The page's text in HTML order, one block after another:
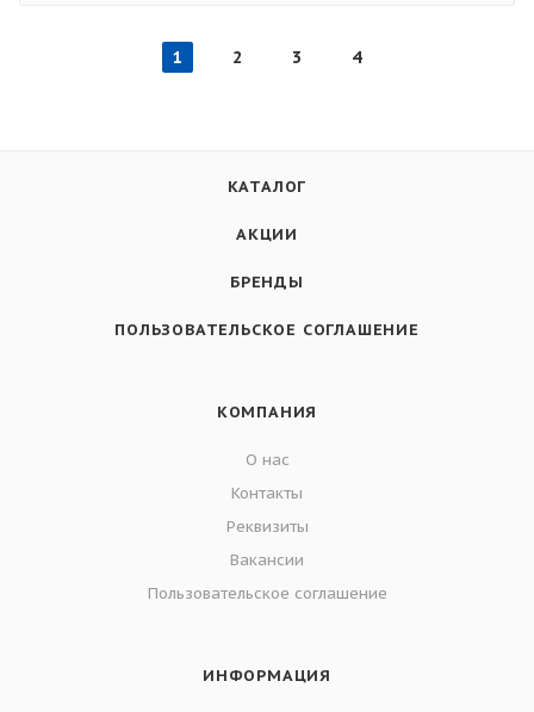
1 2 3 4
КАТАЛОГ
АКЦИИ
БРЕНДЫ
ПОЛЬЗОВАТЕЛЬСКОЕ СОГЛАШЕНИЕ
КОМПАНИЯ
О нас
Контакты
Реквизиты
Вакансии
Пользовательское соглашение
ИНФОРМАЦИЯ